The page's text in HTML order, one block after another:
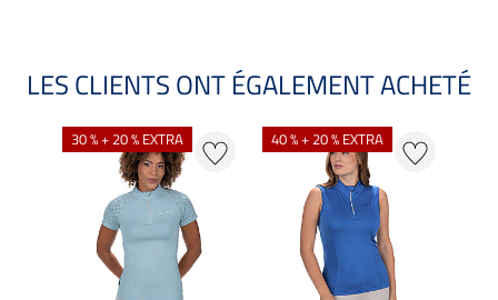
LES CLIENTS ONT ÉGALEMENT ACHETÉ
30 % + 20 % EXTRA 40 % + 20 % EXTRA